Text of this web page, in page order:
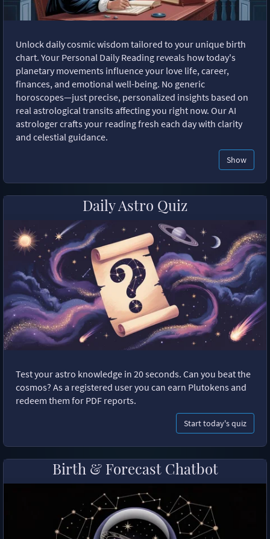
Unlock daily cosmic wisdom tailored to your unique birth
chart. Your Personal Daily Reading reveals how today's
planetary movements influence your love life, career,
finances, and emotional well-being. No generic
horoscopes—just precise, personalized insights based on
real astrological transits affecting you right now. Our AI
astrologer crafts your reading fresh each day with clarity
and celestial guidance.
Show
Daily Astro Quiz
Test your astro knowledge in 20 seconds. Can you beat the
cosmos? As a registered user you can earn Plutokens and
redeem them for PDF reports.
Start today's quiz
Birth & Forecast Chatbot